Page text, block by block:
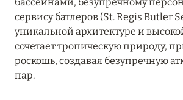
ЭКСКЛЮЗИВНО»
Подробнее
27 сентября 2024
сервису батлеров (St. Regis Butler
уникальной архитектуре и
сочетает тропическую природу,
роскошь, создавая безупречную
пар.